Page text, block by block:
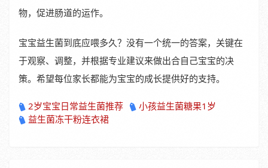
物，促进肠道的运作。
宝宝益生菌到底应喂多久？没有一个统一的答案，关键在
于观察、调整，并根据专业建议来做出合自己宝宝的决
策。希望每位家长都能为宝宝的成长提供好的支持。
2岁宝宝日常益生菌推荐
小孩益生菌糖果1岁
益生菌冻干粉连衣裙